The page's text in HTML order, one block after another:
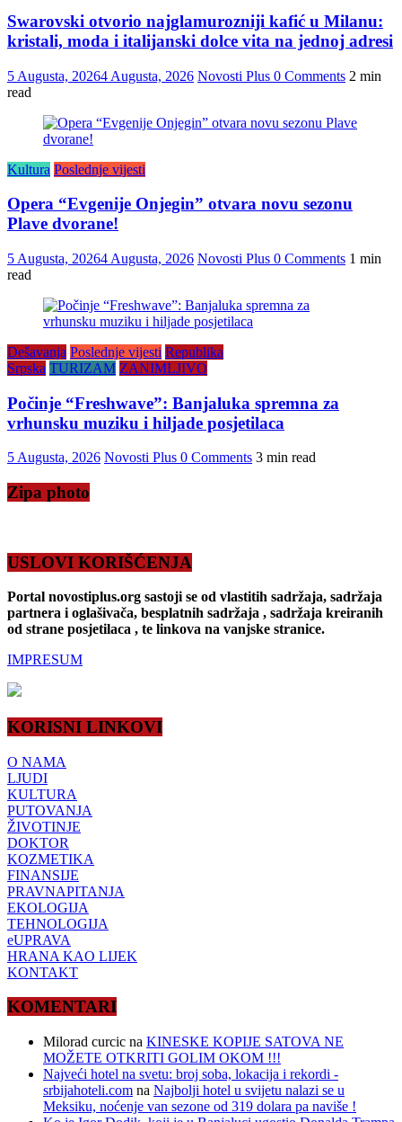
Swarovski otvorio najglamurozniji kafić u Milanu:
kristali, moda i italijanski dolce vita na jednoj adresi
5 Augusta, 20264 Augusta, 2026 Novosti Plus 0 Comments 2 min
read
Kultura Poslednje vijesti
Opera “Evgenije Onjegin” otvara novu sezonu
Plave dvorane!
5 Augusta, 20264 Augusta, 2026 Novosti Plus 0 Comments 1 min
read
Dešavanja Poslednje vijesti Republika
Srpska TURIZAM ZANIMLJIVO
Počinje “Freshwave”: Banjaluka spremna za
vrhunsku muziku i hiljade posjetilaca
5 Augusta, 2026 Novosti Plus 0 Comments 3 min read
Zipa photo
USLOVI KORIŠĆENJA
Portal novostiplus.org sastoji se od vlastitih sadržaja, sadržaja
partnera i oglašivača, besplatnih sadržaja , sadržaja kreiranih
od strane posjetilaca , te linkova na vanjske stranice.
IMPRESUM
KORISNI LINKOVI
O NAMA
LJUDI
KULTURA
PUTOVANJA
ŽIVOTINJE
DOKTOR
KOZMETIKA
FINANSIJE
PRAVNAPITANJA
EKOLOGIJA
TEHNOLOGIJA
eUPRAVA
HRANA KAO LIJEK
KONTAKT
KOMENTARI
Milorad curcic na KINESKE KOPIJE SATOVA NE
MOŽETE OTKRITI GOLIM OKOM !!!
Najveći hotel na svetu: broj soba, lokacija i rekordi -
srbijahoteli.com na Najbolji hotel u svijetu nalazi se u
Meksiku, noćenje van sezone od 319 dolara pa naviše !